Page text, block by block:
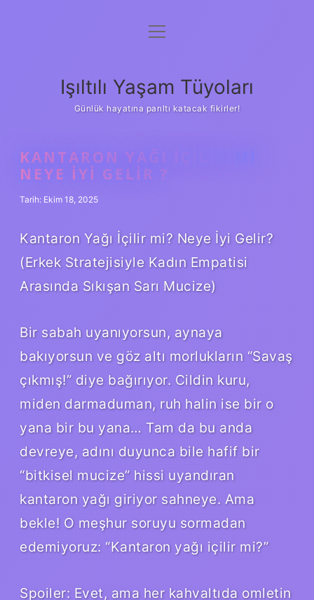
Anasayfa
Yasal Uyarı
menüyü
Işıltılı Yaşam Tüyoları
Günlük hayatına parıltı katacak fikirler!
KANTARON YAĞI IÇILIR MI
NEYE IYI GELIR ?
Tarih: Ekim 18, 2025
Kantaron Yağı İçilir mi? Neye İyi Gelir?
(Erkek Stratejisiyle Kadın Empatisi
Arasında Sıkışan Sarı Mucize)
Bir sabah uyanıyorsun, aynaya
bakıyorsun ve göz altı morlukların “Savaş
çıkmış!” diye bağırıyor. Cildin kuru,
miden darmaduman, ruh halin ise bir o
yana bir bu yana… Tam da bu anda
devreye, adını duyunca bile hafif bir
“bitkisel mucize” hissi uyandıran
kantaron yağı giriyor sahneye. Ama
bekle! O meşhur soruyu sormadan
edemiyoruz: “Kantaron yağı içilir mi?”
Spoiler: Evet, ama her kahvaltıda omletin